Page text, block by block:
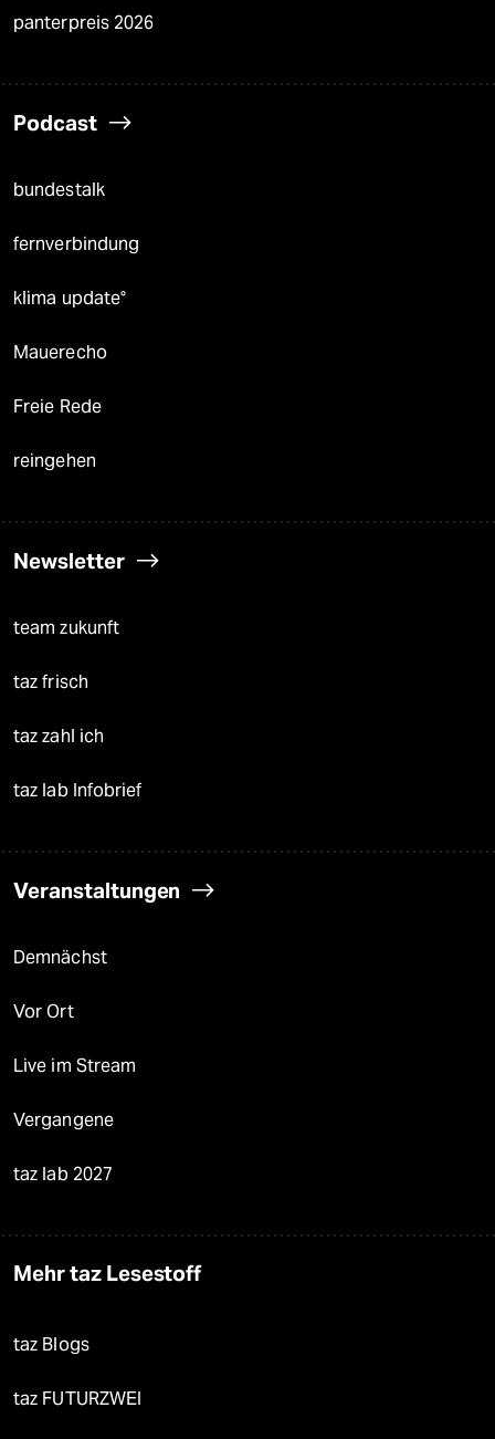
panterpreis 2026
Podcast
bundestalk
fernverbindung
klima update°
Mauerecho
Freie Rede
reingehen
Newsletter
team zukunft
taz frisch
taz zahl ich
taz lab Infobrief
Veranstaltungen
Demnächst
Vor Ort
Live im Stream
Vergangene
taz lab 2027
Mehr taz Lesestoff
taz Blogs
taz FUTURZWEI